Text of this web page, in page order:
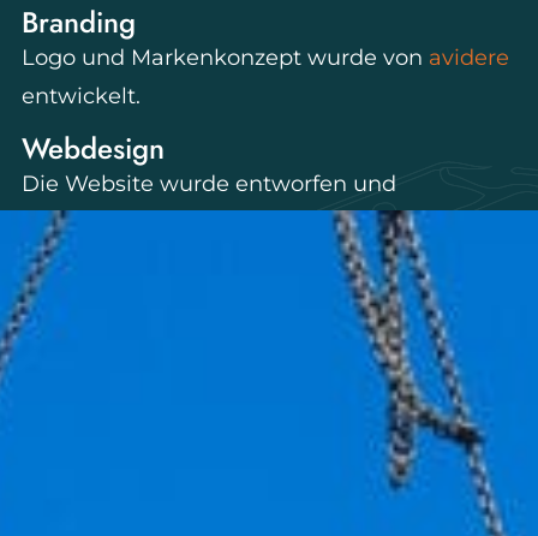
Branding
Logo und Markenkonzept wurde von avidere
entwickelt.
Webdesign
Die Website wurde entworfen und
umgesetzt von